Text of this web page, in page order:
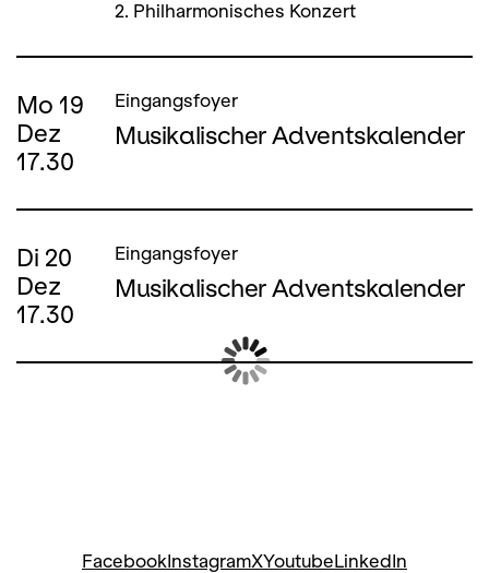
2. Philharmonisches Konzert
Mo 19
Dez
17.30
Eingangsfoyer
Musikalischer Adventskalender
Di 20
Dez
17.30
Eingangsfoyer
Musikalischer Adventskalender
FacebookInstagramXYoutubeLinkedIn